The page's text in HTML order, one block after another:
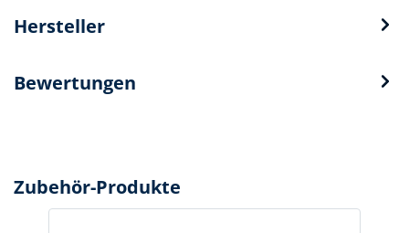
Hersteller
Bewertungen
Zubehör-Produkte